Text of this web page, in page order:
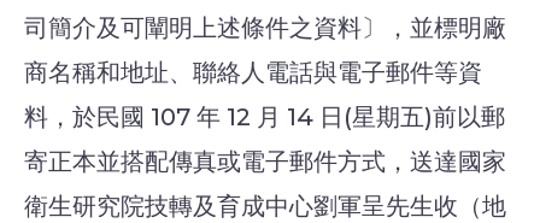
司簡介及可闡明上述條件之資料〕，並標明廠
商名稱和地址、聯絡人電話與電子郵件等資
料，於民國 107 年 12 月 14 日(星期五)前以郵
寄正本並搭配傳真或電子郵件方式，送達國家
衛生研究院技轉及育成中心劉軍呈先生收（地